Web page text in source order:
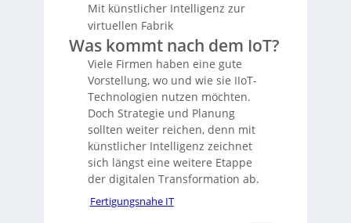
Mit künstlicher Intelligenz zur
virtuellen Fabrik
Was kommt nach dem IoT?
Viele Firmen haben eine gute
Vorstellung, wo und wie sie IIoT-
Technologien nutzen möchten.
Doch Strategie und Planung
sollten weiter reichen, denn mit
künstlicher Intelligenz zeichnet
sich längst eine weitere Etappe
der digitalen Transformation ab.
Fertigungsnahe IT